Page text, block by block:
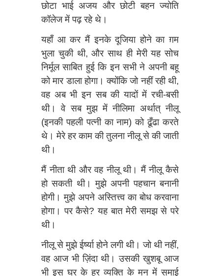
छोटा भाई अजय और छोटी बहन ज्योति
कॉलेज में पढ़ रहे थे।
यहाँ आ कर मैं इनके दूजिया होने का ग़म
भुला चुकी थी, और साथ ही मेरी यह सोच
निर्मूल साबित हुई कि इन सभी ने अपनी बहू
को मार डाला होगा। क्योंकि जो नहीं रही थी,
वह अब भी इन सब की यादों में रची-बसी
थी। वे सब मुझ में नीलिमा अर्थात् नीलू
(इनकी पहली पत्‍नी का नाम) को ढूँढा करते
थे। मेरे हर काम की तुलना नीलू से की जाती
थी।
मैं नीता थी और वह नीलू थी। मैं नीलू कैसे
हो सकती थी। मुझे अपनी पहचान बनानी
होगी। मुझे अपने अस्तित्त्व का बोध करवाना
होगा। पर कैसे? यह बात मेरी समझ से परे
थी।
नीलू से मुझे ईर्ष्‍या होने लगी थी। जो थी नहीं,
वह आज भी ज़िंदा थी। उसकी खुशबू आज
भी इस घर के हर व्यक्‍त‍ि के मन में समाई